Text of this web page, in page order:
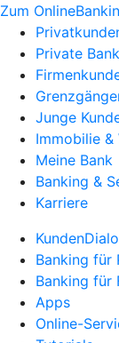
Zum
Private
Junge
Immobilie &
Meine Bank
Banking &
Karriere
Banking für
Banking für
Apps
Online-